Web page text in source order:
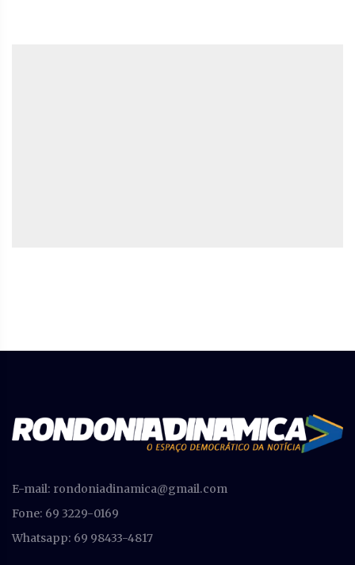
E-mail: rondoniadinamica@gmail.com
Fone: 69 3229-0169
Whatsapp: 69 98433-4817